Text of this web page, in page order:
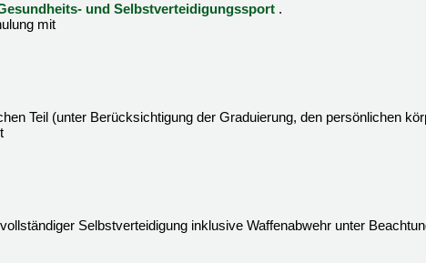
und Selbstverteidigungssport .
mit
Teil (unter Berücksichtigung der Graduierung, den persönlichen
Selbstverteidigung inklusive Waffenabwehr unter